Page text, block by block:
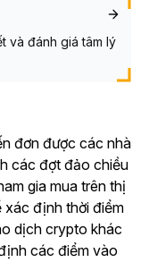
và đánh giá tâm lý
đơn được các nhà
các đợt đảo chiều
gia mua trên thị
xác định thời điểm
dịch crypto khác
các điểm vào